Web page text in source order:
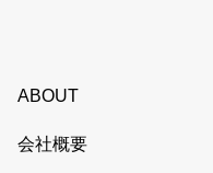
ABOUT
会社概要